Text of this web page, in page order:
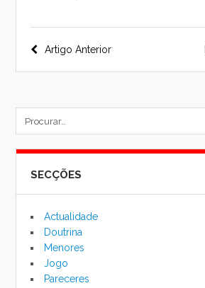
Navegação
do
Artigo Anterior
SECÇÕES
Actualidade
Doutrina
Menores
Jogo
Pareceres